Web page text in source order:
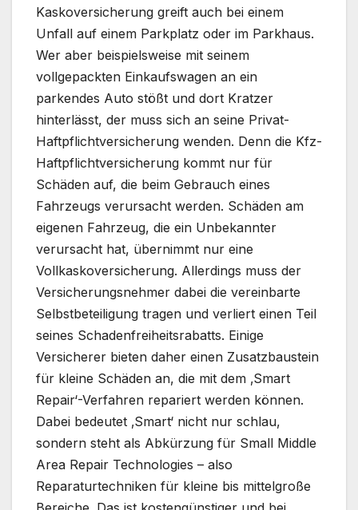
Kaskoversicherung greift auch bei einem
Unfall auf einem Parkplatz oder im Parkhaus.
Wer aber beispielsweise mit seinem
vollgepackten Einkaufswagen an ein
parkendes Auto stößt und dort Kratzer
hinterlässt, der muss sich an seine Privat-
Haftpflichtversicherung wenden. Denn die Kfz-
Haftpflichtversicherung kommt nur für
Schäden auf, die beim Gebrauch eines
Fahrzeugs verursacht werden. Schäden am
eigenen Fahrzeug, die ein Unbekannter
verursacht hat, übernimmt nur eine
Vollkaskoversicherung. Allerdings muss der
Versicherungsnehmer dabei die vereinbarte
Selbstbeteiligung tragen und verliert einen Teil
seines Schadenfreiheitsrabatts. Einige
Versicherer bieten daher einen Zusatzbaustein
für kleine Schäden an, die mit dem ‚Smart
Repair‘-Verfahren repariert werden können.
Dabei bedeutet ‚Smart‘ nicht nur schlau,
sondern steht als Abkürzung für Small Middle
Area Repair Technologies – also
Reparaturtechniken für kleine bis mittelgroße